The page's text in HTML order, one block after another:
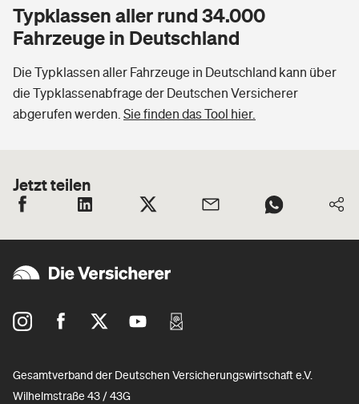
Typklassen aller rund 34.000
Fahrzeuge in Deutschland
Die Typklassen aller Fahrzeuge in Deutschland kann über
die Typklassenabfrage der Deutschen Versicherer
abgerufen werden. Sie finden das Tool hier.
Jetzt teilen
Gesamtverband der Deutschen Versicherungswirtschaft e.V.
Wilhelmstraße 43 / 43G